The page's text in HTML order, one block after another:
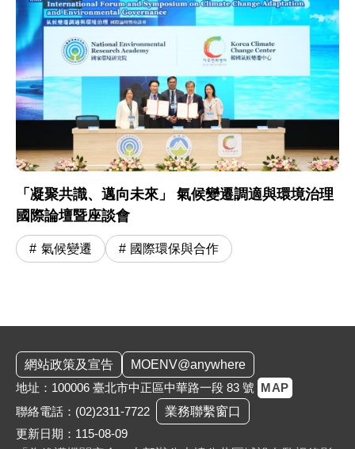
「凝聚共識、邁向未來」 氣候變遷調適與環境治理
國際論壇暨座談會
氣候變遷 國際環保與合作
網站政策及宣告
MOENV@anywhere
地址：100006 臺北市中正區中華路一段 83 號 MAP
聯絡電話： (02)2311-7722
業務聯繫窗口
更新日期：115-08-09